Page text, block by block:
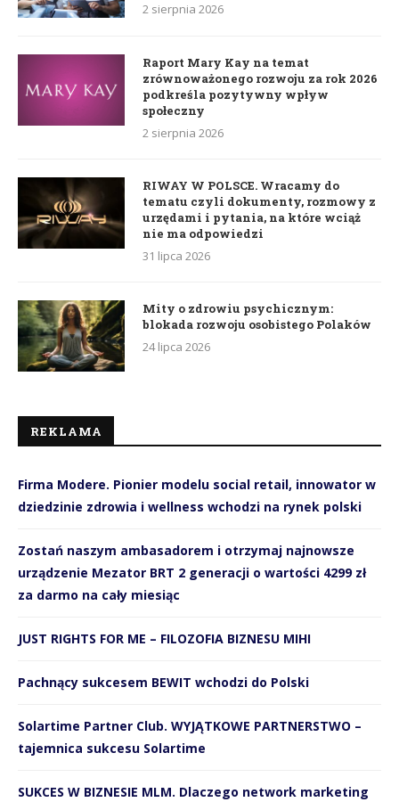
2 sierpnia 2026
Raport Mary Kay na temat
zrównoważonego rozwoju za rok 2026
podkreśla pozytywny wpływ
społeczny
2 sierpnia 2026
RIWAY W POLSCE. Wracamy do
tematu czyli dokumenty, rozmowy z
urzędami i pytania, na które wciąż
nie ma odpowiedzi
31 lipca 2026
Mity o zdrowiu psychicznym:
blokada rozwoju osobistego Polaków
24 lipca 2026
REKLAMA
Firma Modere. Pionier modelu social retail, innowator w
dziedzinie zdrowia i wellness wchodzi na rynek polski
Zostań naszym ambasadorem i otrzymaj najnowsze
urządzenie Mezator BRT 2 generacji o wartości 4299 zł
za darmo na cały miesiąc
JUST RIGHTS FOR ME – FILOZOFIA BIZNESU MIHI
Pachnący sukcesem BEWIT wchodzi do Polski
Solartime Partner Club. WYJĄTKOWE PARTNERSTWO –
tajemnica sukcesu Solartime
SUKCES W BIZNESIE MLM. Dlaczego network marketing